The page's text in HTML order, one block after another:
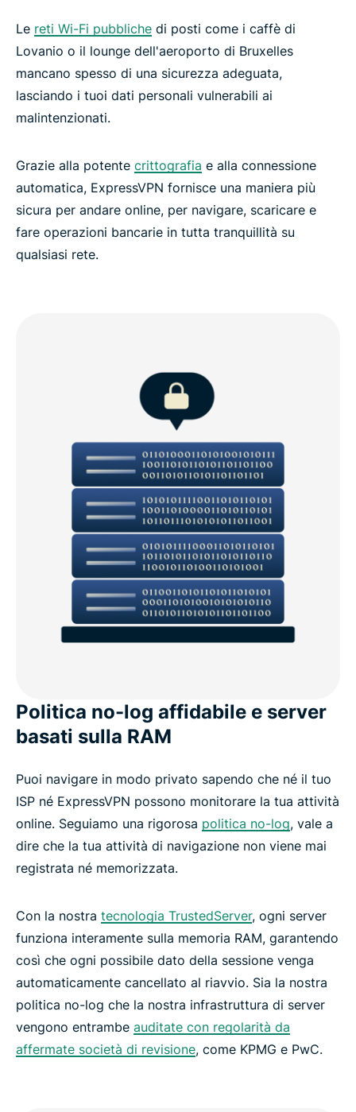
Le reti Wi-Fi pubbliche di posti come i caffè di
Lovanio o il lounge dell'aeroporto di Bruxelles
mancano spesso di una sicurezza adeguata,
lasciando i tuoi dati personali vulnerabili ai
malintenzionati.
Grazie alla potente crittografia e alla connessione
automatica, ExpressVPN fornisce una maniera più
sicura per andare online, per navigare, scaricare e
fare operazioni bancarie in tutta tranquillità su
qualsiasi rete.
Politica no-log affidabile e server
basati sulla RAM
Puoi navigare in modo privato sapendo che né il tuo
ISP né ExpressVPN possono monitorare la tua attività
online. Seguiamo una rigorosa politica no-log, vale a
dire che la tua attività di navigazione non viene mai
registrata né memorizzata.
Con la nostra tecnologia TrustedServer, ogni server
funziona interamente sulla memoria RAM, garantendo
così che ogni possibile dato della sessione venga
automaticamente cancellato al riavvio. Sia la nostra
politica no-log che la nostra infrastruttura di server
vengono entrambe auditate con regolarità da
affermate società di revisione, come KPMG e PwC.